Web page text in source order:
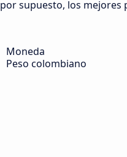
supuesto, los
Moneda
Peso colombiano